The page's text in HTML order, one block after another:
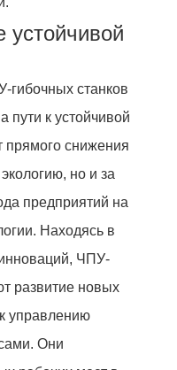
устойчивой
станков
пути к устойчивой
прямого снижения
но и за
предприятий на
Находясь в
ЧПУ-
развитие новых
управлению
Они